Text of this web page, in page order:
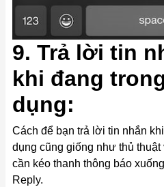
9. Trả lời tin
khi đang
dụng:
Cách để bạn trả lời tin nhắn
dụng cũng giống như thủ
cần kéo thanh thông báo
Reply.